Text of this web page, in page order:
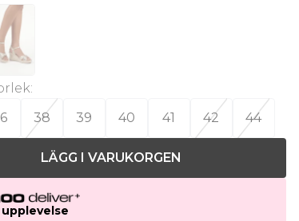
:
38 39 40 41 42 44
LÄGG I VARUKORGEN